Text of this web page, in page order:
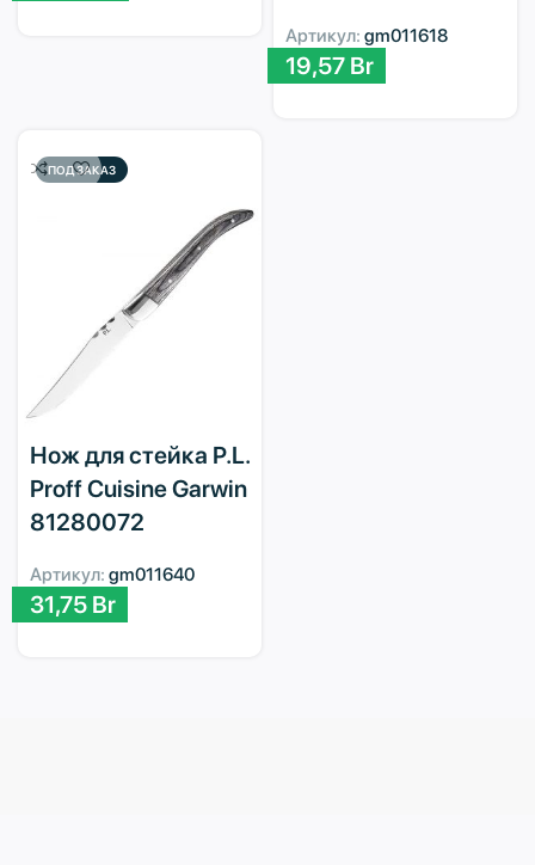
Артикул: gm011618
19,57 Br
ПОД ЗАКАЗ
Нож для стейка P.L.
Proff Cuisine Garwin
81280072
Артикул: gm011640
31,75 Br